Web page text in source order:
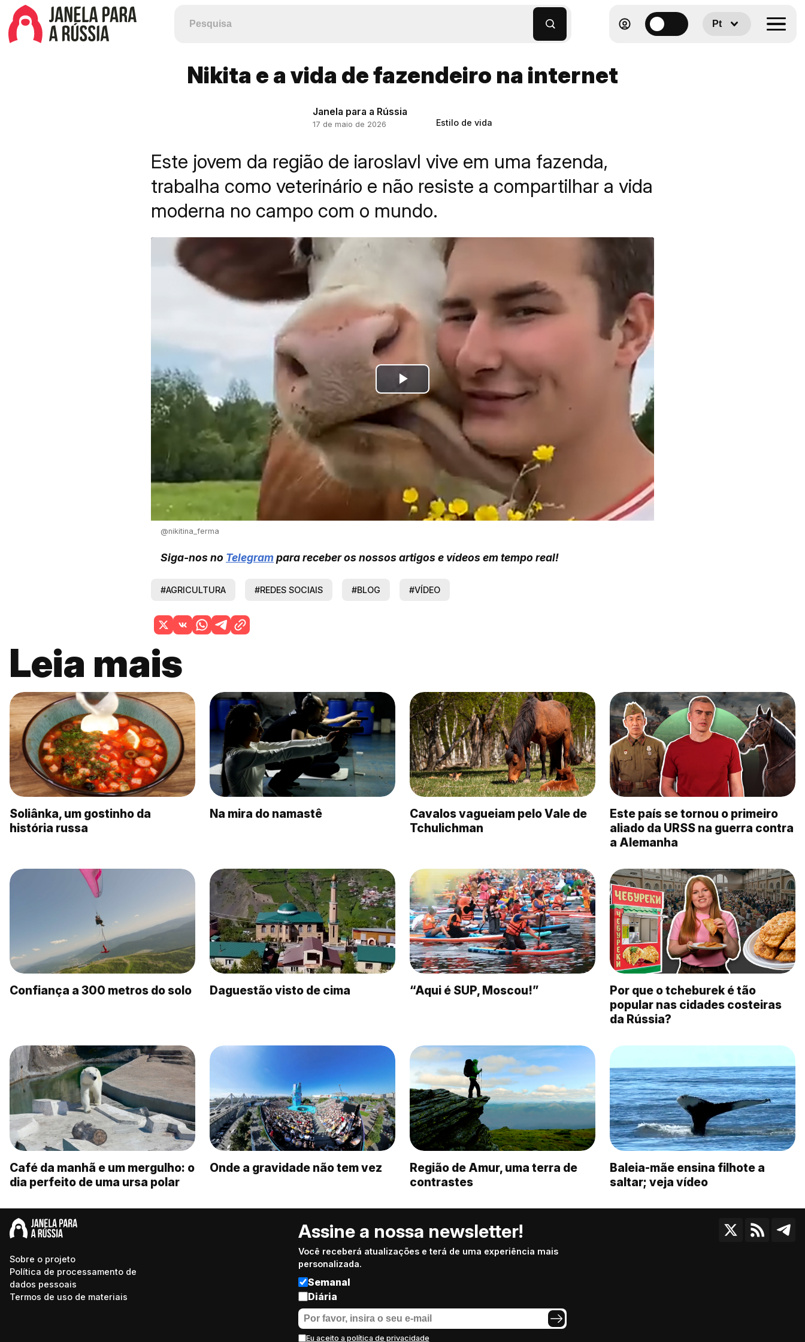
Pt
Nikita e a vida de fazendeiro na internet
Janela para a Rússia
17 de maio de 2026 Estilo de vida
Este jovem da região de iaroslavl vive em uma fazenda,
trabalha como veterinário e não resiste a compartilhar a vida
moderna no campo com o mundo.
Play
Video
@nikitina_ferma
Siga-nos no Telegrampara receber os nossos artigos e vídeos em tempo real!
#AGRICULTURA #REDES SOCIAIS #BLOG #VÍDEO
Leia mais
Soliânka, um gostinho da
história russa
Na mira do namastê
Cavalos vagueiam pelo Vale de
Tchulichman
Este país se tornou o primeiro
aliado da URSS na guerra contra
a Alemanha
Confiança a 300 metros do solo Daguestão visto de cima “Aqui é SUP, Moscou!”
Por que o tcheburek é tão
popular nas cidades costeiras
da Rússia?
Café da manhã e um mergulho: o
dia perfeito de uma ursa polar
Onde a gravidade não tem vez
Região de Amur, uma terra de
contrastes
Baleia-mãe ensina filhote a
saltar; veja vídeo
Sobre o projeto
Política de processamento de
dados pessoais
Termos de uso de materiais
Assine a nossa newsletter!
Você receberá atualizações e terá de uma experiência mais
personalizada.
Semanal
Diária
Eu aceito a política de privacidade